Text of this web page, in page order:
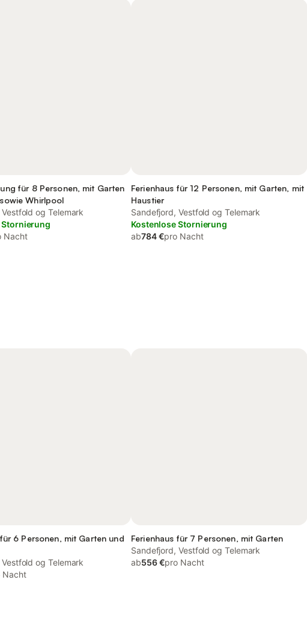
für 8 Personen, mit Garten
Whirlpool
og Telemark
Stornierung
Nacht
Ferienhaus für 12 Personen, mit Garten, mit
Haustier
Sandefjord, Vestfold og Telemark
Kostenlose Stornierung
ab784 €pro Nacht
6 Personen, mit Garten und
og Telemark
Nacht
Ferienhaus für 7 Personen, mit Garten
Sandefjord, Vestfold og Telemark
ab556 €pro Nacht